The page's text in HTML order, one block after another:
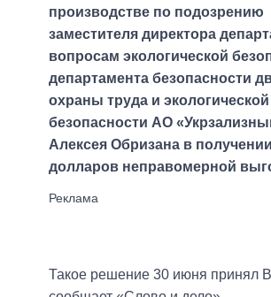
производстве по подозрению
заместителя директора
вопросам экологической
департамента безопасности
охраны труда и экологической
безопасности АО
Алексея Обризана в
долларов неправомерной
Такое решение 30 июня принял